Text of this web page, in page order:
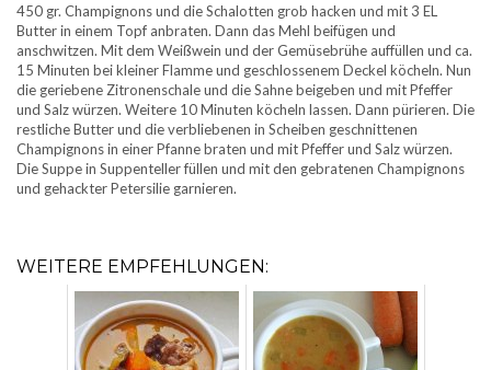
450 gr. Champignons und die Schalotten grob hacken und mit 3 EL
Butter in einem Topf anbraten. Dann das Mehl beifügen und
anschwitzen. Mit dem Weißwein und der Gemüsebrühe auffüllen und ca.
15 Minuten bei kleiner Flamme und geschlossenem Deckel köcheln. Nun
die geriebene Zitronenschale und die Sahne beigeben und mit Pfeffer
und Salz würzen. Weitere 10 Minuten köcheln lassen. Dann pürieren. Die
restliche Butter und die verbliebenen in Scheiben geschnittenen
Champignons in einer Pfanne braten und mit Pfeffer und Salz würzen.
Die Suppe in Suppenteller füllen und mit den gebratenen Champignons
und gehackter Petersilie garnieren.
WEITERE EMPFEHLUNGEN: